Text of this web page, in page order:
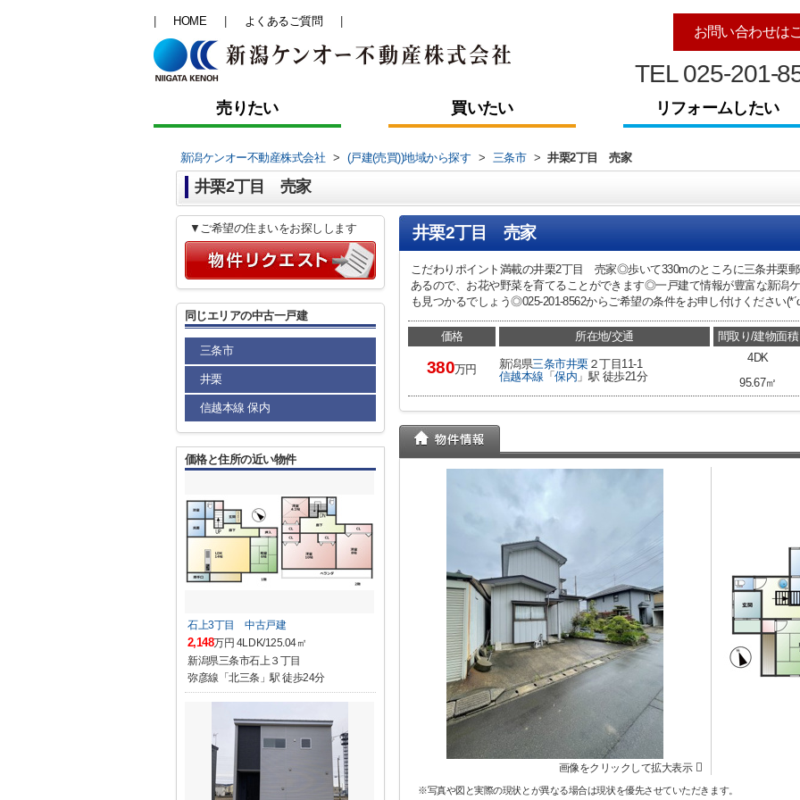
HOME よくあるご質問
お問い合わせは
TEL 025-201-
売りたい 買いたい リフォームしたい
新潟ケンオー不動産株式会社 > (戸建(売買))地域から探す > 三条市 > 井栗2丁目 売家
井栗2丁目 売家
井栗2丁目 売家
こだわりポイント満載の井栗2丁目 売家◎歩いて330mのところに三条井栗
あるので、お花や野菜を育てることができます◎一戸建て情報が豊富な新潟
も見つかるでしょう◎025-201-8562からご希望の条件をお申し付けください
価格
380万円
所在地/交通
新潟県三条市井栗２丁目11-1
信越本線 「保内 」駅 徒歩21分
間取り/建物面積
4DK
95.67㎡
画像をクリックして拡大表示
※写真や図と実際の現状とが異なる場合は現状を優先させていただきます。
▼ご希望の住まいをお探しします
同じエリアの中古一戸建
三条市
井栗
信越本線 保内
価格と住所の近い物件
石上3丁目 中古戸建
2,148万円 4LDK/125.04㎡
新潟県三条市石上３丁目
弥彦線「北三条」駅 徒歩24分